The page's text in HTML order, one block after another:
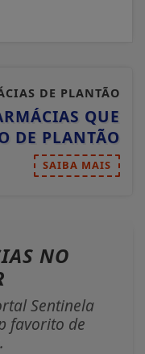
DE PLANTÃO
QUE
DE PLANTÃO
SAIBA MAIS
NO
Sentinela
favorito de